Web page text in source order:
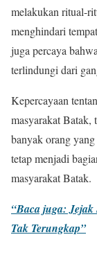
melakukan ritual-
menghindari
juga percaya
terlindungi dari
Kepercayaan
masyarakat Batak,
banyak orang
tetap menjadi
masyarakat Batak.
“Baca juga: Jejak
Tak Terungkap”